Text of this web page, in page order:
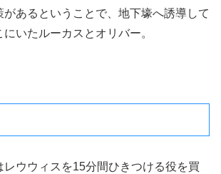
があるということで、地下壕へ誘導して
いたルーカスとオリバー。
レウウィスを15分間ひきつける役を買